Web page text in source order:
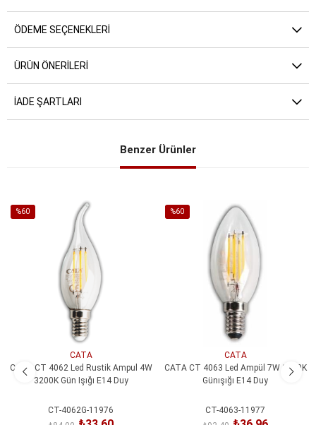
ÖDEME SEÇENEKLERI
ÜRÜN ÖNERILERI
İADE ŞARTLARI
Benzer Ürünler
%60
CATA
CATA CT 4062 Led Rustik Ampul 4W
3200K Gün Işığı E14 Duy
CT-4062G-11976
%60
CATA
CATA CT 4063 Led Ampül 7W 3200K
Günışığı E14 Duy
CT-4063-11977